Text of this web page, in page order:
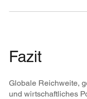
Fazit
Globale Reichweite,
und wirtschaftliches